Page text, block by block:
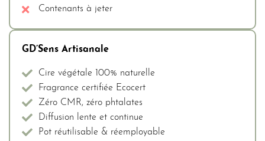
Contenants à jeter
GD’Sens Artisanale
Cire végétale 100% naturelle
Fragrance certifiée Ecocert
Zéro CMR, zéro phtalates
Diffusion lente et continue
Pot réutilisable & réemployable